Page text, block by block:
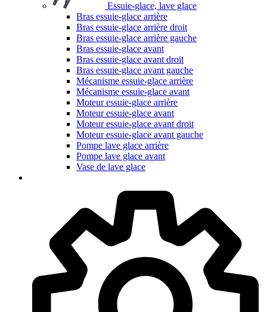
Essuie-glace, lave glace
Bras essuie-glace arrière
Bras essuie-glace arrière droit
Bras essuie-glace arrière gauche
Bras essuie-glace avant
Bras essuie-glace avant droit
Bras essuie-glace avant gauche
Mécanisme essuie-glace arrière
Mécanisme essuie-glace avant
Moteur essuie-glace arrière
Moteur essuie-glace avant
Moteur essuie-glace avant droit
Moteur essuie-glace avant gauche
Pompe lave glace arrière
Pompe lave glace avant
Vase de lave glace